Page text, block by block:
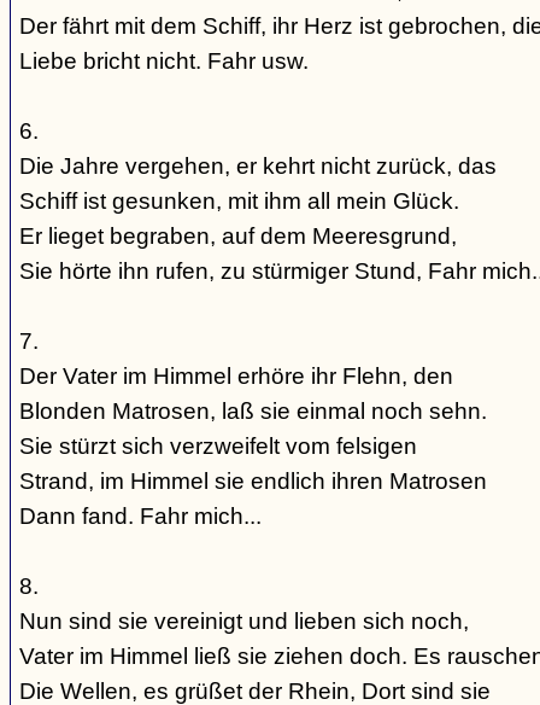
Der fährt mit dem Schiff, ihr Herz ist gebrochen,
Liebe bricht nicht. Fahr usw.
6.
Die Jahre vergehen, er kehrt nicht zurück, das
Schiff ist gesunken, mit ihm all mein Glück.
Er lieget begraben, auf dem Meeresgrund,
Sie hörte ihn rufen, zu stürmiger Stund, Fahr
7.
Der Vater im Himmel erhöre ihr Flehn, den
Blonden Matrosen, laß sie einmal noch sehn.
Sie stürzt sich verzweifelt vom felsigen
Strand, im Himmel sie endlich ihren Matrosen
Dann fand. Fahr mich...
8.
Nun sind sie vereinigt und lieben sich noch,
Vater im Himmel ließ sie ziehen doch. Es
Die Wellen, es grüßet der Rhein, Dort sind sie